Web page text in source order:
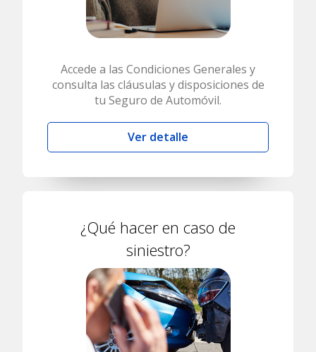
Accede a las Condiciones Generales y
consulta las cláusulas y disposiciones de
tu Seguro de Automóvil.
Ver detalle
¿Qué hacer en caso de
siniestro?